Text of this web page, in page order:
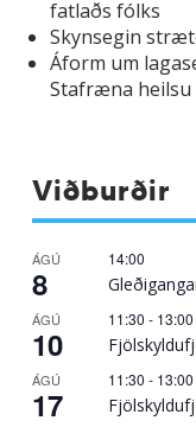
fatlaðs fólks
Skynsegin
Áform um
Stafræna heilsu
Viðburðir
ÁGÚ
8
14:00
ÁGÚ
10
11:30 - 13:00
ÁGÚ
17
11:30 - 13:00